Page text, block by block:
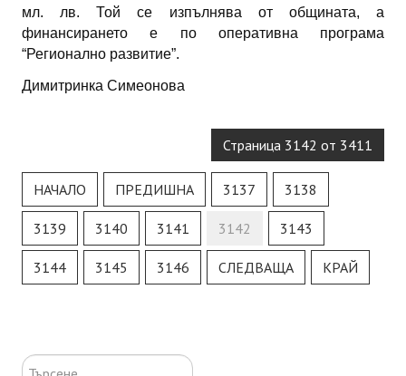
мл. лв. Той се изпълнява от общината, а
финансирането е по оперативна програма
“Регионално развитие”.
Димитринка Симеонова
Страница 3142 от 3411
НАЧАЛО ПРЕДИШНА 3137 3138
3139 3140 3141 3142 3143
3144 3145 3146 СЛЕДВАЩА КРАЙ
Търсене...